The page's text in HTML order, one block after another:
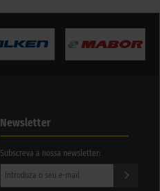
Newsletter
Subscreva a nossa newsletter: